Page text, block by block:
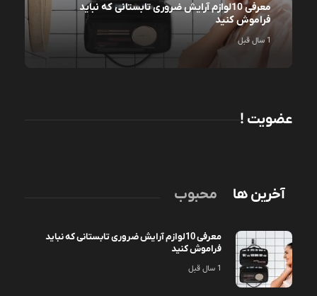
معرفی 10لوازم آرایش ضروری تابستانی که نباید
فراموش کنید
1 سال قبل
عضویت !
آخرین ها محبوب
معرفی 10لوازم آرایش ضروری تابستانی که نباید
فراموش کنید
1 سال قبل